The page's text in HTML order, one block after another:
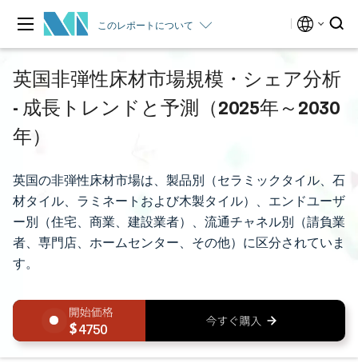
このレポートについて
英国非弾性床材市場規模・シェア分析
- 成長トレンドと予測（2025年～2030
年）
英国の非弾性床材市場は、製品別（セラミックタイル、石
材タイル、ラミネートおよび木製タイル）、エンドユーザ
ー別（住宅、商業、建設業者）、流通チャネル別（請負業
者、専門店、ホームセンター、その他）に区分されていま
す。
4750